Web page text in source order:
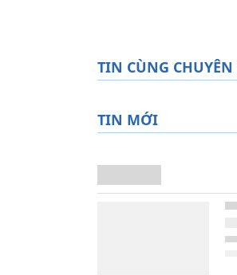
TIN CÙNG
TIN MỚI